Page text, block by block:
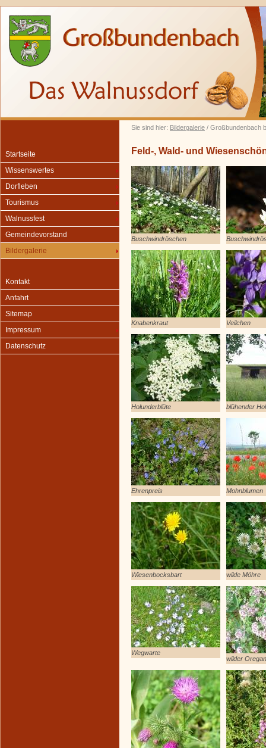
Sie sind hier: Bildergalerie / Großbundenbach
Startseite
Wissenswertes
Dorfleben
Tourismus
Walnussfest
Gemeindevorstand
Bildergalerie
Kontakt
Anfahrt
Sitemap
Impressum
Datenschutz
Feld-, Wald- und
Buschwindröschen
Knabenkraut Veilchen
Holunderblüte blühender
Ehrenpreis Mohnblumen
Wiesenbocksbart wilde Möhre
Wegwarte
wilder